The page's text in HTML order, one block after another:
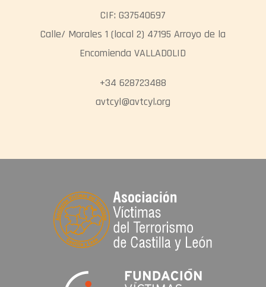
CIF: G37540697
Calle/ Morales 1 (local 2) 47195 Arroyo de la
Encomienda VALLADOLID
+34 628723488
avtcyl@avtcyl.org